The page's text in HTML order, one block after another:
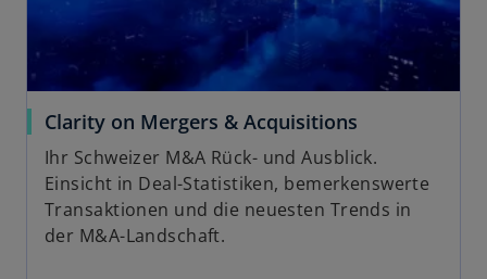
r
e
ö
f
Clarity on Mergers & Acquisitions
Ihr Schweizer M&A Rück- und Ausblick.
Einsicht in Deal-Statistiken, bemerkenswerte
Transaktionen und die neuesten Trends in
der M&A-Landschaft.